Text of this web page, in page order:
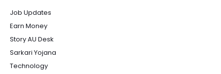
Job Updates
Earn Money
Story AU Desk
Sarkari Yojana
Technology